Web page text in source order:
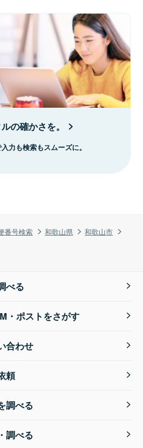
番号検索 和歌山県
和歌山市
の確かさを。
力も検索もスムーズに。
べる
・ポストをさがす
合わせ
頼
調べる
調べる